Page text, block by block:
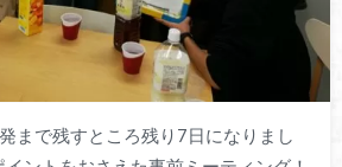
まで残すところ残り7日になりまし